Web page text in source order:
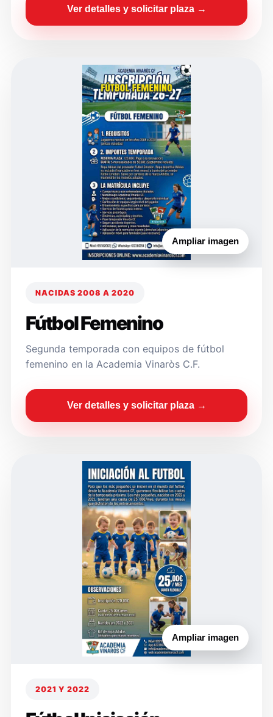
Ver detalles y solicitar plaza →
Ampliar imagen
NACIDAS 2008 A 2020
Fútbol Femenino
Segunda temporada con equipos de fútbol
femenino en la Academia Vinaròs C.F.
Ver detalles y solicitar plaza →
Ampliar imagen
2021 Y 2022